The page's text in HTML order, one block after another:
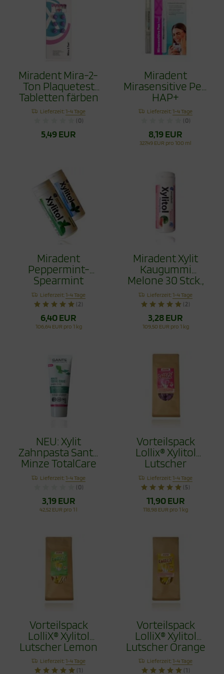
Miradent Mira-2-
Ton Plaquetest
Tabletten färben
Zahnbelege, 6
Stück
Lieferzeit:1-4 Tage
(0)
5,49 EUR
Miradent
Mirasensitive Pen
HAP+
Lieferzeit:1-4 Tage
(0)
8,19 EUR
327,49 EUR pro 100 ml
Miradent
Peppermint-
Spearmint
Kaugummi 2 Set
60 Stck.
Lieferzeit:1-4 Tage
(2)
6,40 EUR
106,64 EUR pro 1 kg
Miradent Xylit
Kaugummi
Melone 30 Stck.,
TIO2frei
Lieferzeit:1-4 Tage
(2)
3,28 EUR
109,50 EUR pro 1 kg
NEU: Xylit
Zahnpasta Sante
Minze TotalCare
75ml
Lieferzeit:1-4 Tage
(0)
3,19 EUR
42,52 EUR pro 1 l
Vorteilspack
Lollix® Xylitol
Lutscher
Erdbeere 100g
Lieferzeit:1-4 Tage
(5)
11,90 EUR
118,98 EUR pro 1 kg
Vorteilspack
LolliX® Xylitol
Lutscher Lemon
Zitrone 100g
Lieferzeit:1-4 Tage
(1)
Vorteilspack
LolliX® Xylitol
Lutscher Orange
100g
Lieferzeit:1-4 Tage
(1)